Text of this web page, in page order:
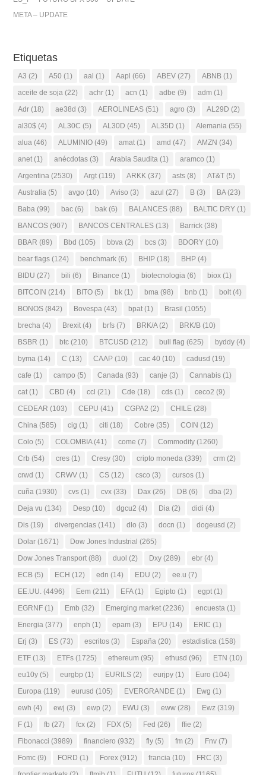
META – UPDATE
Etiquetas
A3 (2) A50 (1) aal (1) Aapl (66) ABEV (27) ABNB (1)
aceite de soja (22) achr (1) acn (1) adbe (9) adm (1)
Adr (18) ae38d (3) AEROLINEAS (51) agro (3) AL29D (2)
al30$ (4) AL30C (5) AL30D (45) AL35D (1) Alemania (55)
alua (46) ALUMINIO (49) amat (1) amd (47) AMZN (34)
anet (1) anécdotas (3) Arabia Saudita (1) aramco (1)
Argentina (2530) Argt (119) ARKK (37) asts (8) AT&T (5)
Australia (5) avgo (10) Aviso (3) azul (27) B (3) BA(23)
Baba (99) bac (6) bak (6) BALANCES (88) BALTIC DRY (1)
BANCOS (907) BANCOS CENTRALES (13) Barrick (38)
BBAR (89) Bbd (105) bbva (2) bcs (3) BDORY (10)
bear flags (124) benchmark (6) BHIP (18) BHP (4)
BIDU (27) bili (6) Binance (1) biotecnologia (6) biox (1)
BITCOIN (214) BITO (5) bk (1) bma (98) bnb (1) bolt (4)
BONOS (842) Bovespa (43) bpat (1) Brasil (1055)
brecha (4) Brexit (4) brfs (7) BRK/A(2) BRK/B (10)
BSBR (1) btc (210) BTCUSD (212) bull flag (625) byddy (4)
byma (14) C (13) CAAP (10) cac 40 (10) cadusd (19)
cafe (1) campo (5) Canada (93) canje (3) Cannabis (1)
cat (1) CBD (4) ccl (21) Cde (18) cds (1) ceco2 (9)
CEDEAR (103) CEPU (41) CGPA2 (2) CHILE (28)
China (585) cig (1) citi (18) Cobre (35) COIN (12)
Colo (5) COLOMBIA(41) come (7) Commodity (1260)
Crb (54) cres (1) Cresy (30) cripto moneda (339) crm (2)
crwd (1) CRWV (1) CS (12) csco (3) cursos (1)
cuña (1930) cvs (1) cvx (33) Dax (26) DB (6) dba (2)
Deja vu (134) Desp (10) dgcu2 (4) Dia (2) didi (4)
Dis (19) divergencias (141) dlo (3) docn (1) dogeusd (2)
Dolar (1671) Dow Jones Industrial (265)
Dow Jones Transport (88) duol (2) Dxy (289) ebr (4)
ECB (5) ECH (12) edn (14) EDU (2) ee.u (7)
EE.UU. (4496) Eem (211) EFA(1) Egipto (1) egpt (1)
EGRNF (1) Emb (32) Emerging market (2236) encuesta (1)
Energia (377) enph (1) epam (3) EPU (14) ERIC (1)
Erj (3) ES (73) escritos (3) España (20) estadistica (158)
ETF (13) ETFs (1725) ethereum (95) ethusd (96) ETN (10)
eu10y (5) eurgbp (1) EURILS (2) eurjpy (1) Euro (104)
Europa (119) eurusd (105) EVERGRANDE (1) Ewg (1)
ewh (4) ewj (3) ewp (2) EWU (3) eww (28) Ewz (319)
F (1) fb (27) fcx (2) FDX (5) Fed (26) ffie (2)
Fibonacci (3989) financiero (932) fly (5) fm (2) Fnv (7)
Fomc (9) FORD (1) Forex (912) francia (10) FRC (3)